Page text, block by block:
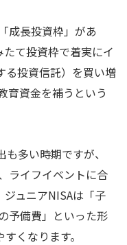
成長投資枠」があ
て投資枠で着実にイ
る投資信託）を買い増
育資金を補うという
多い時期ですが、
ライフイベントに合
ュニアNISAは「子
予備費」といった形
くなります。